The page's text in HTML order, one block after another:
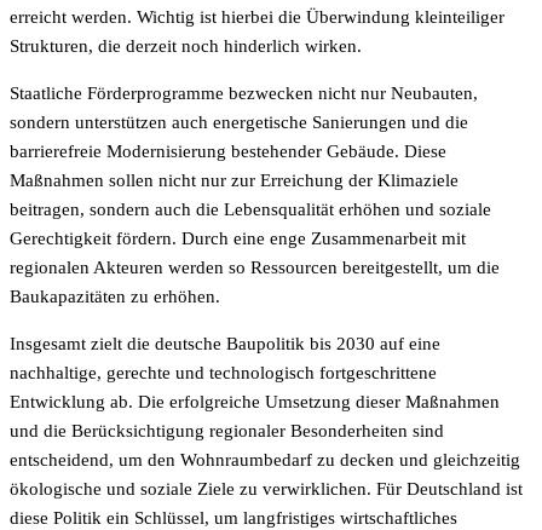
erreicht werden. Wichtig ist hierbei die Überwindung kleinteiliger
Strukturen, die derzeit noch hinderlich wirken.
Staatliche Förderprogramme bezwecken nicht nur Neubauten,
sondern unterstützen auch energetische Sanierungen und die
barrierefreie Modernisierung bestehender Gebäude. Diese
Maßnahmen sollen nicht nur zur Erreichung der Klimaziele
beitragen, sondern auch die Lebensqualität erhöhen und soziale
Gerechtigkeit fördern. Durch eine enge Zusammenarbeit mit
regionalen Akteuren werden so Ressourcen bereitgestellt, um die
Baukapazitäten zu erhöhen.
Insgesamt zielt die deutsche Baupolitik bis 2030 auf eine
nachhaltige, gerechte und technologisch fortgeschrittene
Entwicklung ab. Die erfolgreiche Umsetzung dieser Maßnahmen
und die Berücksichtigung regionaler Besonderheiten sind
entscheidend, um den Wohnraumbedarf zu decken und gleichzeitig
ökologische und soziale Ziele zu verwirklichen. Für Deutschland ist
diese Politik ein Schlüssel, um langfristiges wirtschaftliches